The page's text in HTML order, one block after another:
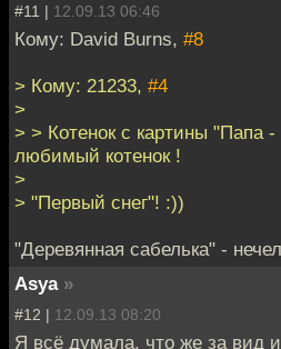
#11 | 12.09.13 06:46
Кому: David Burns, #8
> Кому: 21233, #4
>
> > Котенок с картины "Папа
любимый котенок !
>
> "Первый снег"! :))
"Деревянная сабелька" -
Asya »
#12 | 12.09.13 08:20
Я всё думала, что же за вид